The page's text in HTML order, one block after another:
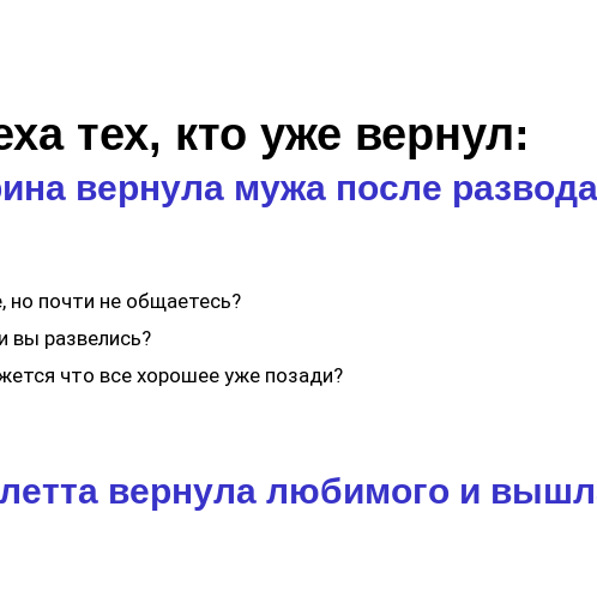
тех, кто уже вернул:
вернула мужа после
но почти не общаетесь?
вы развелись?
что все хорошее уже позади?
вернула любимого и